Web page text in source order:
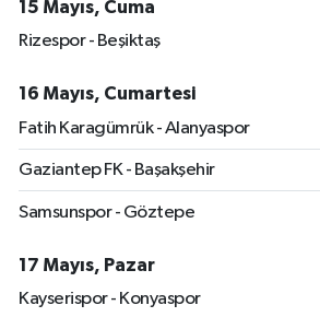
15 Mayıs, Cuma
Rizespor - Beşiktaş
16 Mayıs, Cumartesi
Fatih Karagümrük - Alanyaspor
Gaziantep FK - Başakşehir
Samsunspor - Göztepe
17 Mayıs, Pazar
Kayserispor - Konyaspor